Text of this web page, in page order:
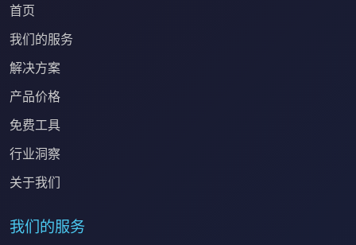
首页
我们的服务
解决方案
产品价格
免费工具
行业洞察
关于我们
我们的服务